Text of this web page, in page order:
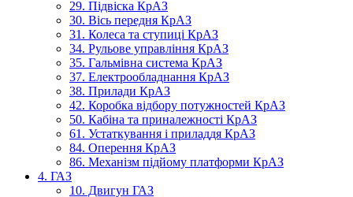
29. Підвіска КрАЗ
30. Вісь передня КрАЗ
31. Колеса та ступиці КрАЗ
34. Рульове управління КрАЗ
35. Гальмівна система КрАЗ
37. Електрообладнання КрАЗ
38. Прилади КрАЗ
42. Коробка відбору потужностей КрАЗ
50. Кабіна та приналежності КрАЗ
61. Устаткування і приладдя КрАЗ
84. Оперення КрАЗ
86. Механізм підйому платформи КрАЗ
4. ГАЗ
10. Двигун ГАЗ